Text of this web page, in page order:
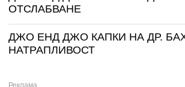
ОТСЛАБВАНЕ
ДЖО ЕНД ДЖО КАПКИ НА ДР.
НАТРАПЛИВОСТ